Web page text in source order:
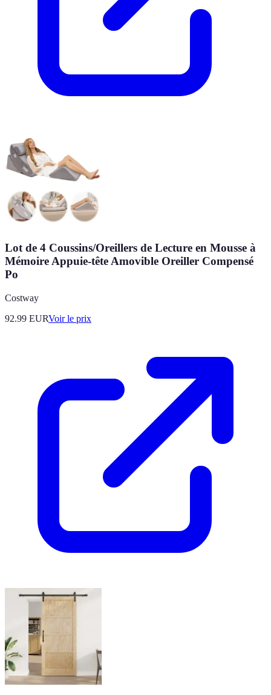
Lot de 4 Coussins/Oreillers de Lecture en Mousse à
Mémoire Appuie-tête Amovible Oreiller Compensé
Po
Costway
92.99 EURVoir le prix